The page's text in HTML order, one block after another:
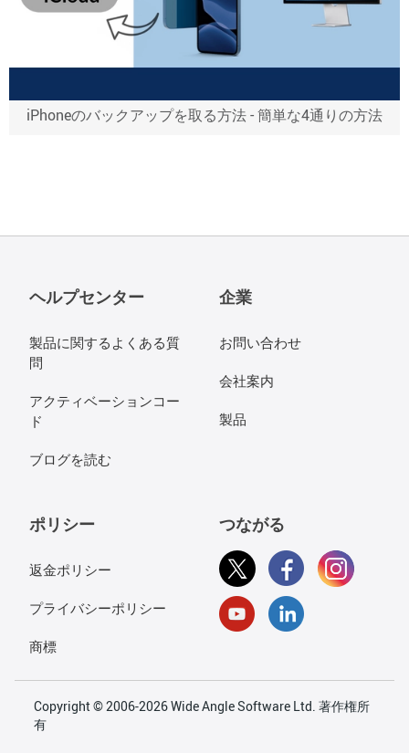
iPhoneのバックアップを取る方法 - 簡単な4通りの方法
ヘルプセンター
製品に関するよくある質
問
アクティベーションコー
ド
ブログを読む
企業
お問い合わせ
会社案内
製品
ポリシー
返金ポリシー
プライバシーポリシー
商標
つながる
Copyright © 2006-2026 Wide Angle Software Ltd. 著作権所
有